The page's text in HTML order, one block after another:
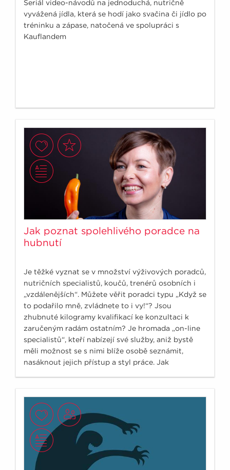
Seriál video-návodů na jednoduchá, nutričně
vyvážená jídla, která se hodí jako svačina či jídlo po
tréninku a zápase, natočená ve spolupráci s
Kauflandem
Jak poznat spolehlivého poradce na
hubnutí
Je těžké vyznat se v množství výživových poradců,
nutričních specialistů, koučů, trenérů osobních i
„vzdálenějších“. Můžete věřit poradci typu „Když se
to podařilo mně, zvládnete to i vy!“? Jsou
zhubnuté kilogramy kvalifikací ke konzultaci k
zaručeným radám ostatním? Je hromada „on-line
specialistů“, kteří nabízejí své služby, aniž bystě
měli možnost se s nimi blíže osobě seznámit,
nasáknout jejich přístup a styl práce. Jak